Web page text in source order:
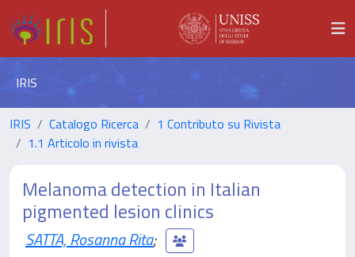
IRIS
IRIS Catalogo Ricerca
1 Contributo su Rivista
1.1 Articolo in rivista
Melanoma detection in Italian
pigmented lesion clinics
SATTA, Rosanna Rita;